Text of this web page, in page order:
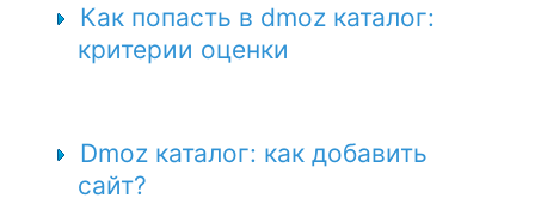
Как попасть в dmoz каталог:
критерии оценки
Dmoz каталог: как добавить
сайт?